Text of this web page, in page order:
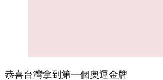
恭喜台灣拿到第一個奧運金牌